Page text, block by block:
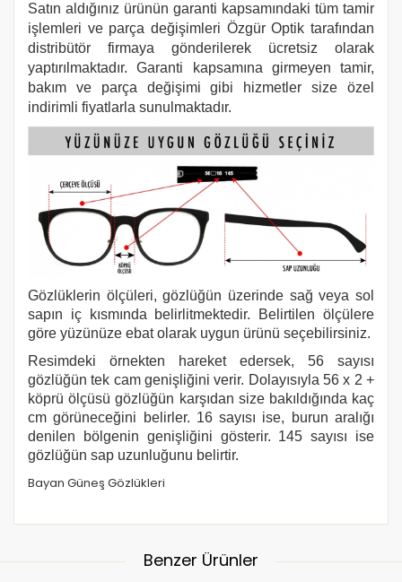
Satın aldığınız ürünün garanti kapsamındaki tüm tamir
işlemleri ve parça değişimleri Özgür Optik tarafından
distribütör firmaya gönderilerek ücretsiz olarak
yaptırılmaktadır. Garanti kapsamına girmeyen tamir,
bakım ve parça değişimi gibi hizmetler size özel
indirimli fiyatlarla sunulmaktadır.
Gözlüklerin ölçüleri, gözlüğün üzerinde sağ veya sol
sapın iç kısmında belirlitmektedir. Belirtilen ölçülere
göre yüzünüze ebat olarak uygun ürünü seçebilirsiniz.
Resimdeki örnekten hareket edersek, 56 sayısı
gözlüğün tek cam genişliğini verir. Dolayısıyla 56 x 2 +
köprü ölçüsü gözlüğün karşıdan size bakıldığında kaç
cm görüneceğini belirler. 16 sayısı ise, burun aralığı
denilen bölgenin genişliğini gösterir. 145 sayısı ise
gözlüğün sap uzunluğunu belirtir.
Bayan Güneş Gözlükleri
Benzer Ürünler